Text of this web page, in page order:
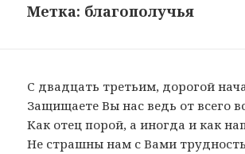
Метка: благополучья
С двадцать третьим, дорогой
Защищаете Вы нас ведь от всего
Как отец порой, а иногда и как
Не страшны нам с Вами